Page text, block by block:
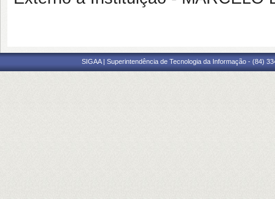
SIGAA | Superintendência de Tecnologia da Informação - (84)